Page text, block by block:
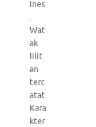
ines
.
Wat
ak
lilit
an
terc
atat
Kara
kter